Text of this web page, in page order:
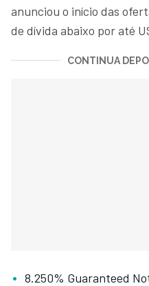
anunciou o início das
de dívida abaixo por até
CONTINUA
8.250% Guaranteed